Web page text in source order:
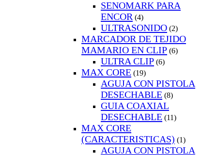
SENOMARK PARA
ENCOR (4)
ULTRASONIDO (2)
MARCADOR DE TEJIDO
MAMARIO EN CLIP (6)
ULTRA CLIP (6)
MAX CORE (19)
AGUJA CON PISTOLA
DESECHABLE (8)
GUIA COAXIAL
DESECHABLE (11)
MAX CORE
(CARACTERISTICAS) (1)
AGUJA CON PISTOLA